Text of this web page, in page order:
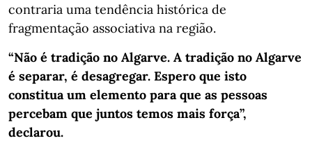
contraria uma tendência histórica de
fragmentação associativa na região.
“Não é tradição no Algarve. A tradição no Algarve
é separar, é desagregar. Espero que isto
constitua um elemento para que as pessoas
percebam que juntos temos mais força”,
declarou.